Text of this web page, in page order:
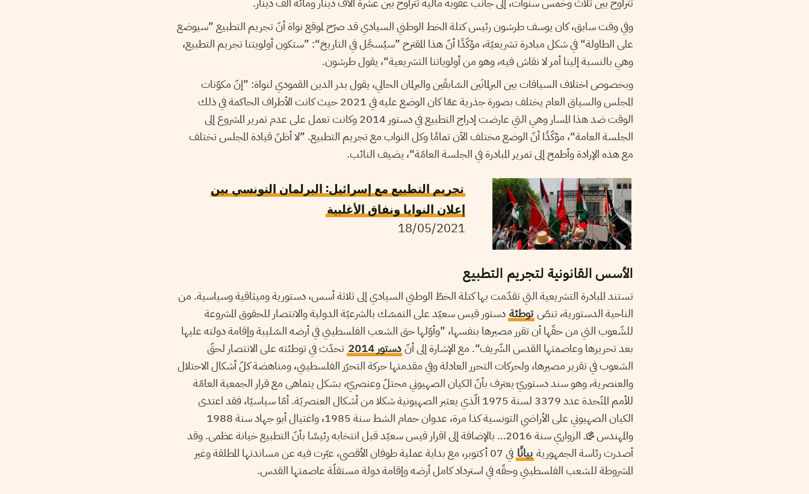
وفي وقت سابق، كان يوسف طرشون رئيس كتلة الخط الوطني السيادي قد صرّح لموقع نواة أنّ تجريم التطبيع ”سيوضع
على الطاولة“ في شكل مبادرة تشريعيّة، مؤكّدًا أنّ هذا المقترح ”سيُسجَّل في التاريخ“: ”ستكون أولويتنا تجريم التطبيع،
وهي بالنسبة إلينا أمر لا نقاش فيه، وهو من أولوياتنا التشريعية“، يقول طرشون.
وبخصوص اختلاف السياقات بين البرلمانَين السّابقَين والبرلمان الحالي، يقول بدر الدين القمودي لنواة: ”إنّ مكوّنات
المجلس والسياق العام يختلف بصورة جذرية عمّا كان الوضع عليه في 2021 حيث كانت الأطراف الحاكمة في ذلك
الوقت ضد هذا المسار وهي التي عارضت إدراج التطبيع في دستور 2014 وكانت تعمل على عدم تمرير المشروع إلى
الجلسة العامة“، مؤكّدًا أنّ الوضع مختلف الآن تمامًا وكل النواب مع تجريم التطبيع. ”لا أظنّ قيادة المجلس تختلف
مع هذه الإرادة وأطمح إلى تمرير المبادرة في الجلسة العامّة“، يضيف النائب.
تجريم التطبيع مع إسرائيل: البرلمان التونسي بين
إعلان النوايا ونفاق الأغلبية
18/05/2021
الأسس القانونية لتجريم التطبيع
تستند المبادرة التشريعية التي تقدّمت بها كتلة الخطّ الوطني السيادي إلى ثلاثة أسس، دستورية وميثاقية وسياسية. من
الناحية الدستورية، تنصّ توطئة دستور قيس سعيّد على التمسّك بالشرعيّة الدولية والانتصار للحقوق المشروعة
للشّعوب التي من حقّها أن تقرر مصيرها بنفسها، ”وأوّلها حق الشعب الفلسطيني في أرضه السّليبة وإقامة دولته عليها
بعد تحريرها وعاصمتها القدس الشّريف“. مع الإشارة إلى أنّ دستور 2014
تحدّث في توطئته على الانتصار لحقّ
الشعوب في تقرير مصيرها، ولحركات التحرر العادلة وفي مقدمتها حركة التحرّر الفلسطيني، ومناهضة كلّ أشكال الاحتلال
والعنصرية، وهو سند دستوريّ يعترف بأنّ الكيان الصهيوني محتلّ وعنصريّ، بشكل يتماهى مع قرار الجمعية العامّة
للأمم المتّحدة عدد 3379 لسنة 1975 الّذي يعتبر الصهيونية شكلا من أشكال العنصريّة. أمّا سياسيّا، فقد اعتدى
الكيان الصهيوني على الأراضي التونسية كذا مرة، عدوان حمام الشط سنة 1985، واغتيال أبو جهاد سنة 1988
والمهندس محمّد الزواري سنة 2016… بالإضافة إلى اقرار قيس سعيّد قبل انتخابه رئيسًا بأنّ التطبيع خيانة عظمى. وقد
أصدرت رئاسة الجمهورية بيانًا
في 07 أكتوبر، مع بداية عملية طوفان الأقصى، عبّرت فيه عن مساندتها المطلقة وغير
المشروطة للشعب الفلسطيني وحقّه في استرداد كامل أرضه وإقامة دولة مستقلّة عاصمتها القدس.